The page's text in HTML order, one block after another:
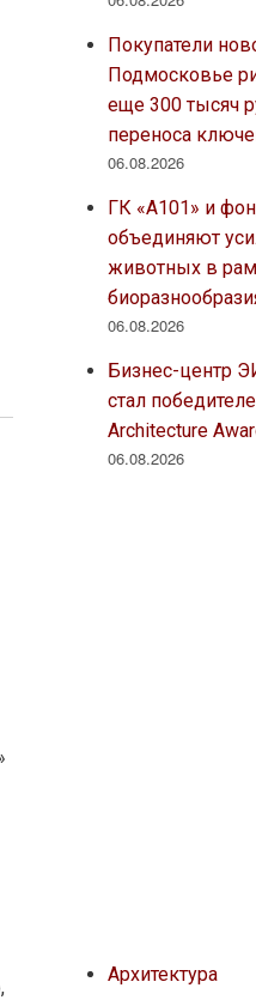
Покупатели
Подмосковье
еще 300 тысяч
переноса
06.08.2026
ГК «А101» и
объединяют
животных в
06.08.2026
Бизнес-центр
стал
Architecture
06.08.2026
Архитектура